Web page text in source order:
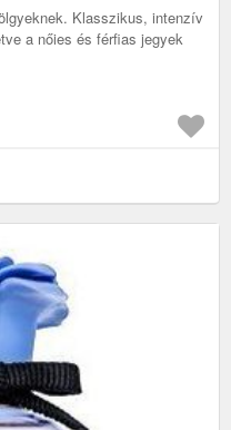
Klasszikus, intenzív
a nőies és férfias jegyek